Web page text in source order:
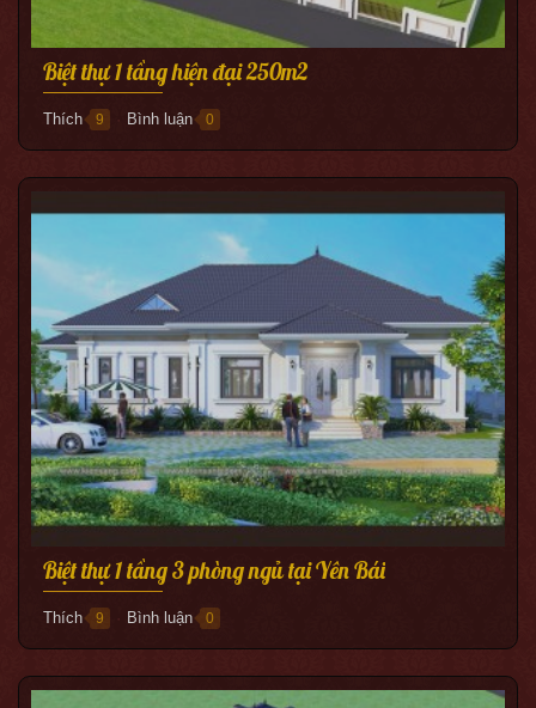
Biệt thự 1 tầng hiện đại 250m2
Thích 9 ● Bình luận 0
Biệt thự 1 tầng 3 phòng ngủ tại Yên Bái
Thích 9 ● Bình luận 0